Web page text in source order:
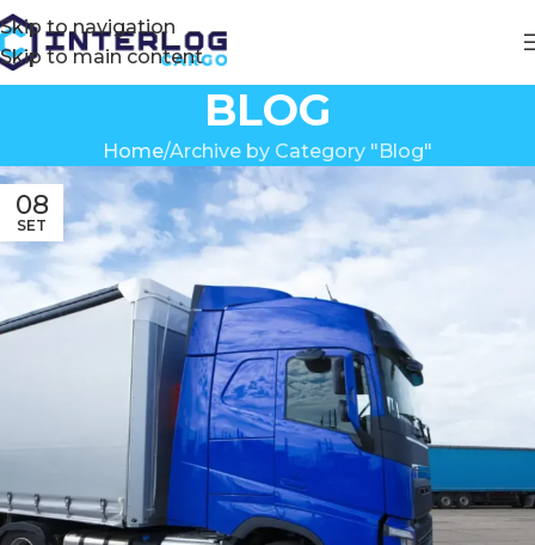
Skip to navigation
Skip to main content
BLOG
Home Archive by Category "Blog"
08
SET